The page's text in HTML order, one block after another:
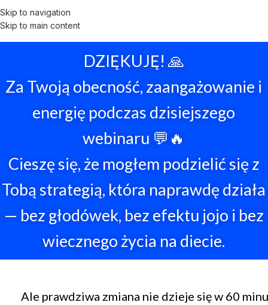
Skip to navigation
Skip to main content
DZIĘKUJĘ! 🙏
Za Twoją obecność, zaangażowanie i
energię podczas dzisiejszego
webinaru 💬🔥
Cieszę się, że mogłem podzielić się z
Tobą strategią, która naprawdę działa
— bez głodówek, bez efektu jojo i bez
wiecznego życia na diecie.
Ale prawdziwa zmiana nie dzieje się w 60